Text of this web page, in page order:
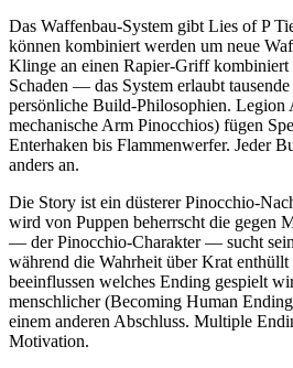
Das Waffenbau-System gibt Lies of P
können kombiniert werden um neue
Klinge an einen Rapier-Griff
Schaden — das System erlaubt
persönliche Build-Philosophien. Legion
mechanische Arm Pinocchios) fügen
Enterhaken bis Flammenwerfer. Jeder
anders an.
Die Story ist ein düsterer Pinocchio-
wird von Puppen beherrscht die gegen
— der Pinocchio-Charakter — sucht
während die Wahrheit über Krat
beeinflussen welches Ending gespielt
menschlicher (Becoming Human
einem anderen Abschluss. Multiple
Motivation.